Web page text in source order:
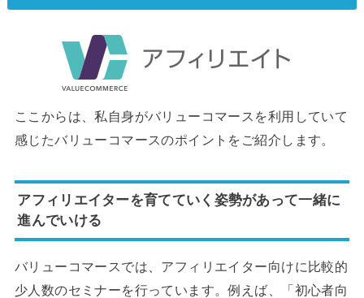
ここからは、私自身がバリューコマースを利用していて
感じたバリューコマースのポイントをご紹介します。
アフィリエイターを育てていく姿勢があって一緒に
進んでいける
バリューコマースでは、アフィリエイター向けに比較的
少人数のセミナーを行っています。例えば、「初心者向